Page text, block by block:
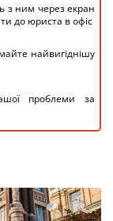
з ним через екран
до юриста в офіс
найвигіднішу
проблеми за